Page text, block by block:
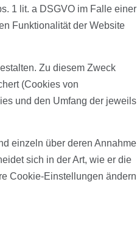
1 lit. a DSGVO im Falle einer
Funktionalität der Website
Zu diesem Zweck
(Cookies von
und den Umfang der jeweils
einzeln über deren Annahme
sich in der Art, wie er die
Cookie-Einstellungen ändern